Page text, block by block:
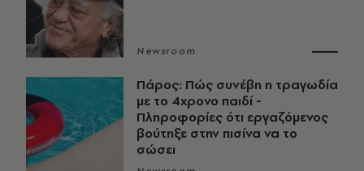
Newsroom
Πάρος: Πώς συνέβη η τραγωδία
με το 4χρονο παιδί -
Πληροφορίες ότι εργαζόμενος
βούτηξε στην πισίνα να το
σώσει